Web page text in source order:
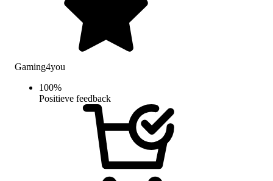
Gaming4you
100%
Positieve feedback